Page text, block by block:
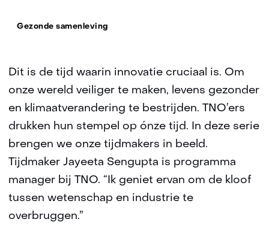
Thema:
Gezonde samenleving
Dit is de tijd waarin innovatie cruciaal is. Om
onze wereld veiliger te maken, levens gezonder
en klimaatverandering te bestrijden. TNO’ers
drukken hun stempel op ónze tijd. In deze serie
brengen we onze tijdmakers in beeld.
Tijdmaker Jayeeta Sengupta is programma
manager bij TNO. “Ik geniet ervan om de kloof
tussen wetenschap en industrie te
overbruggen.”